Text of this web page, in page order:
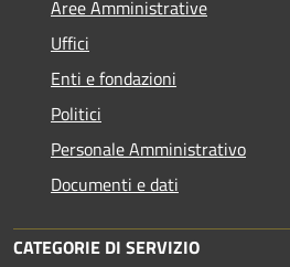
Aree Amministrative
Uffici
Enti e fondazioni
Politici
Personale Amministrativo
Documenti e dati
CATEGORIE DI SERVIZIO